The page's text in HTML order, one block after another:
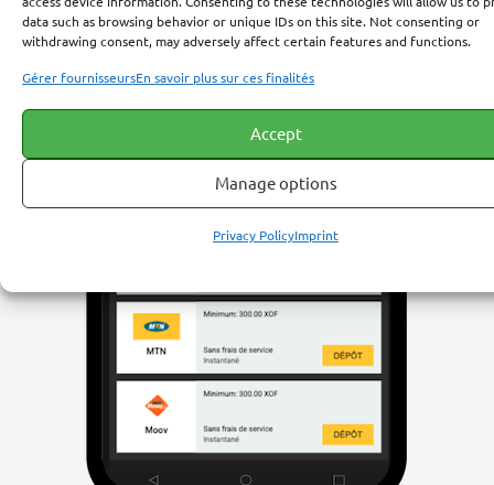
data such as browsing behavior or unique IDs on this site. Not consenting or
withdrawing consent, may adversely affect certain features and functions.
Gérer fournisseursEn savoir plus sur ces finalités
Accept
Manage options
Privacy PolicyImprint